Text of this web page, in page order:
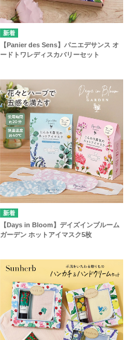
【Panier des Sens】パニエデサンス オ
ードトワレディスカバリーセット
【Days in Bloom】デイズインブルーム
ガーデン ホットアイマスク5枚